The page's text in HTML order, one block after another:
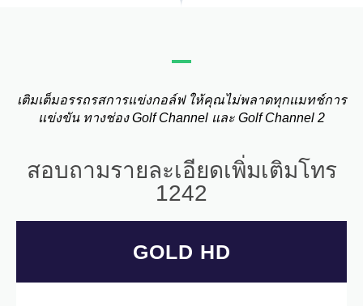
เติมเต็มอรรถรสการแข่งกอล์ฟ ให้คุณไม่พลาดทุกแมทช์การ
แข่งขัน ทางช่อง Golf Channel และ Golf Channel 2
สอบถามรายละเอียดเพิ่มเติมโทร
1242
GOLD HD